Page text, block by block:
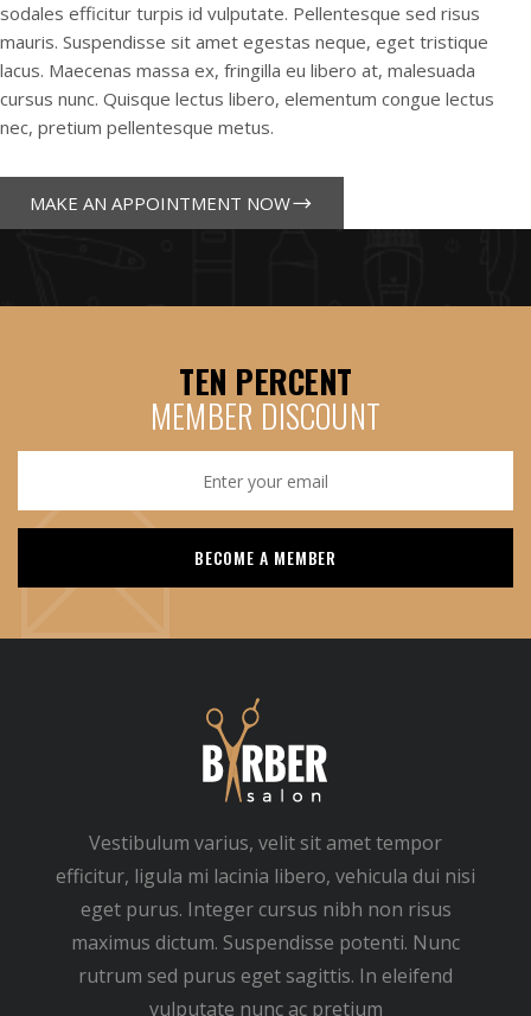
sodales efficitur turpis id vulputate. Pellentesque sed risus
mauris. Suspendisse sit amet egestas neque, eget tristique
lacus. Maecenas massa ex, fringilla eu libero at, malesuada
cursus nunc. Quisque lectus libero, elementum congue lectus
nec, pretium pellentesque metus.
MAKE AN APPOINTMENT NOW
TEN PERCENT
MEMBER DISCOUNT
Vestibulum varius, velit sit amet tempor
efficitur, ligula mi lacinia libero, vehicula dui nisi
eget purus. Integer cursus nibh non risus
maximus dictum. Suspendisse potenti. Nunc
rutrum sed purus eget sagittis. In eleifend
vulputate nunc ac pretium